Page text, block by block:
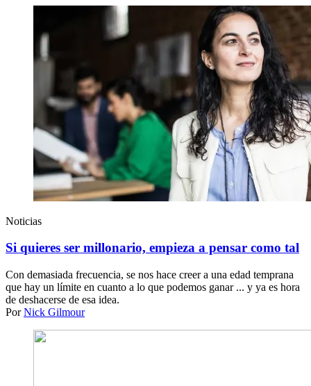
Noticias
Si quieres ser millonario, empieza a pensar como tal
Con demasiada frecuencia, se nos hace creer a una edad temprana
que hay un límite en cuanto a lo que podemos ganar ... y ya es hora
de deshacerse de esa idea.
PorNick Gilmour